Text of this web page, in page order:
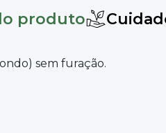
produto
sem furação.